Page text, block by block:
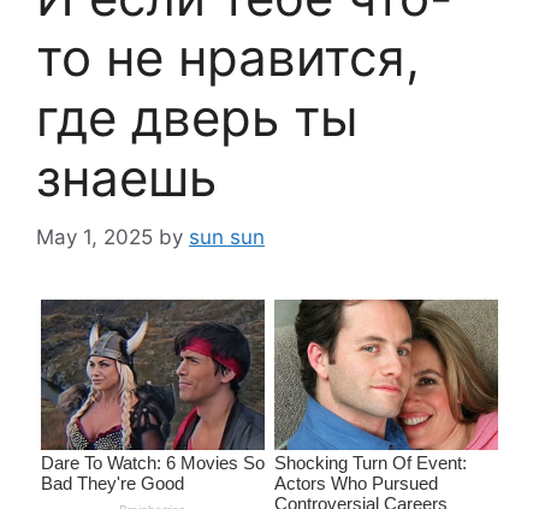
то не нравится,
где дверь ты
знаешь
May 1, 2025 by sun sun